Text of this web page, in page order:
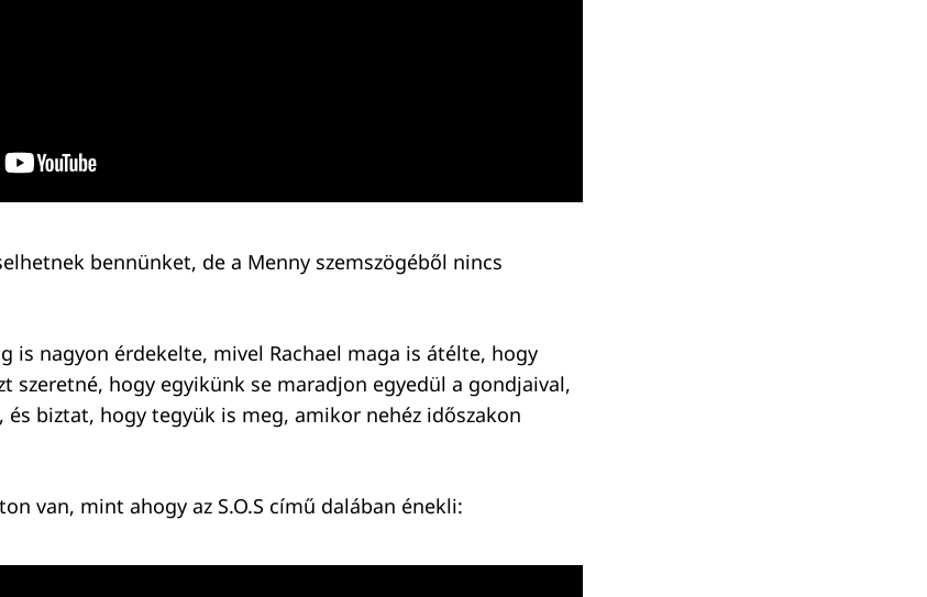
bennünket, de a Menny szemszögéből nincs
is nagyon érdekelte, mivel Rachael maga is átélte, hogy
szeretné, hogy egyikünk se maradjon egyedül a gondjaival,
és biztat, hogy tegyük is meg, amikor nehéz időszakon
van, mint ahogy az S.O.S című dalában énekli: